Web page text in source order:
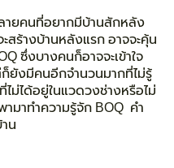
ยคนที่อยากมีบ้านสักหลัง
สร้างบ้านหลังแรก อาจจะคุ้น
ซึ่งบางคนก็อาจจะเข้าใจ
ยังมีคนอีกจำนวนมากที่ไม่รู้
ไม่ได้อยู่ในแวดวงช่างหรือไม่
ามาทำความรู้จัก BOQ คำ
น